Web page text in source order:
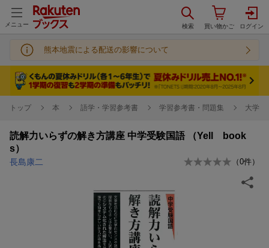
メニュー
熊本地震による配送の影響について
トップ 本 語学・学習参考書 学習参考書・問題集 大学受
読解力いらずの解き方講座 中学受験国語 （Yell book
s）
長島康二 （0件）